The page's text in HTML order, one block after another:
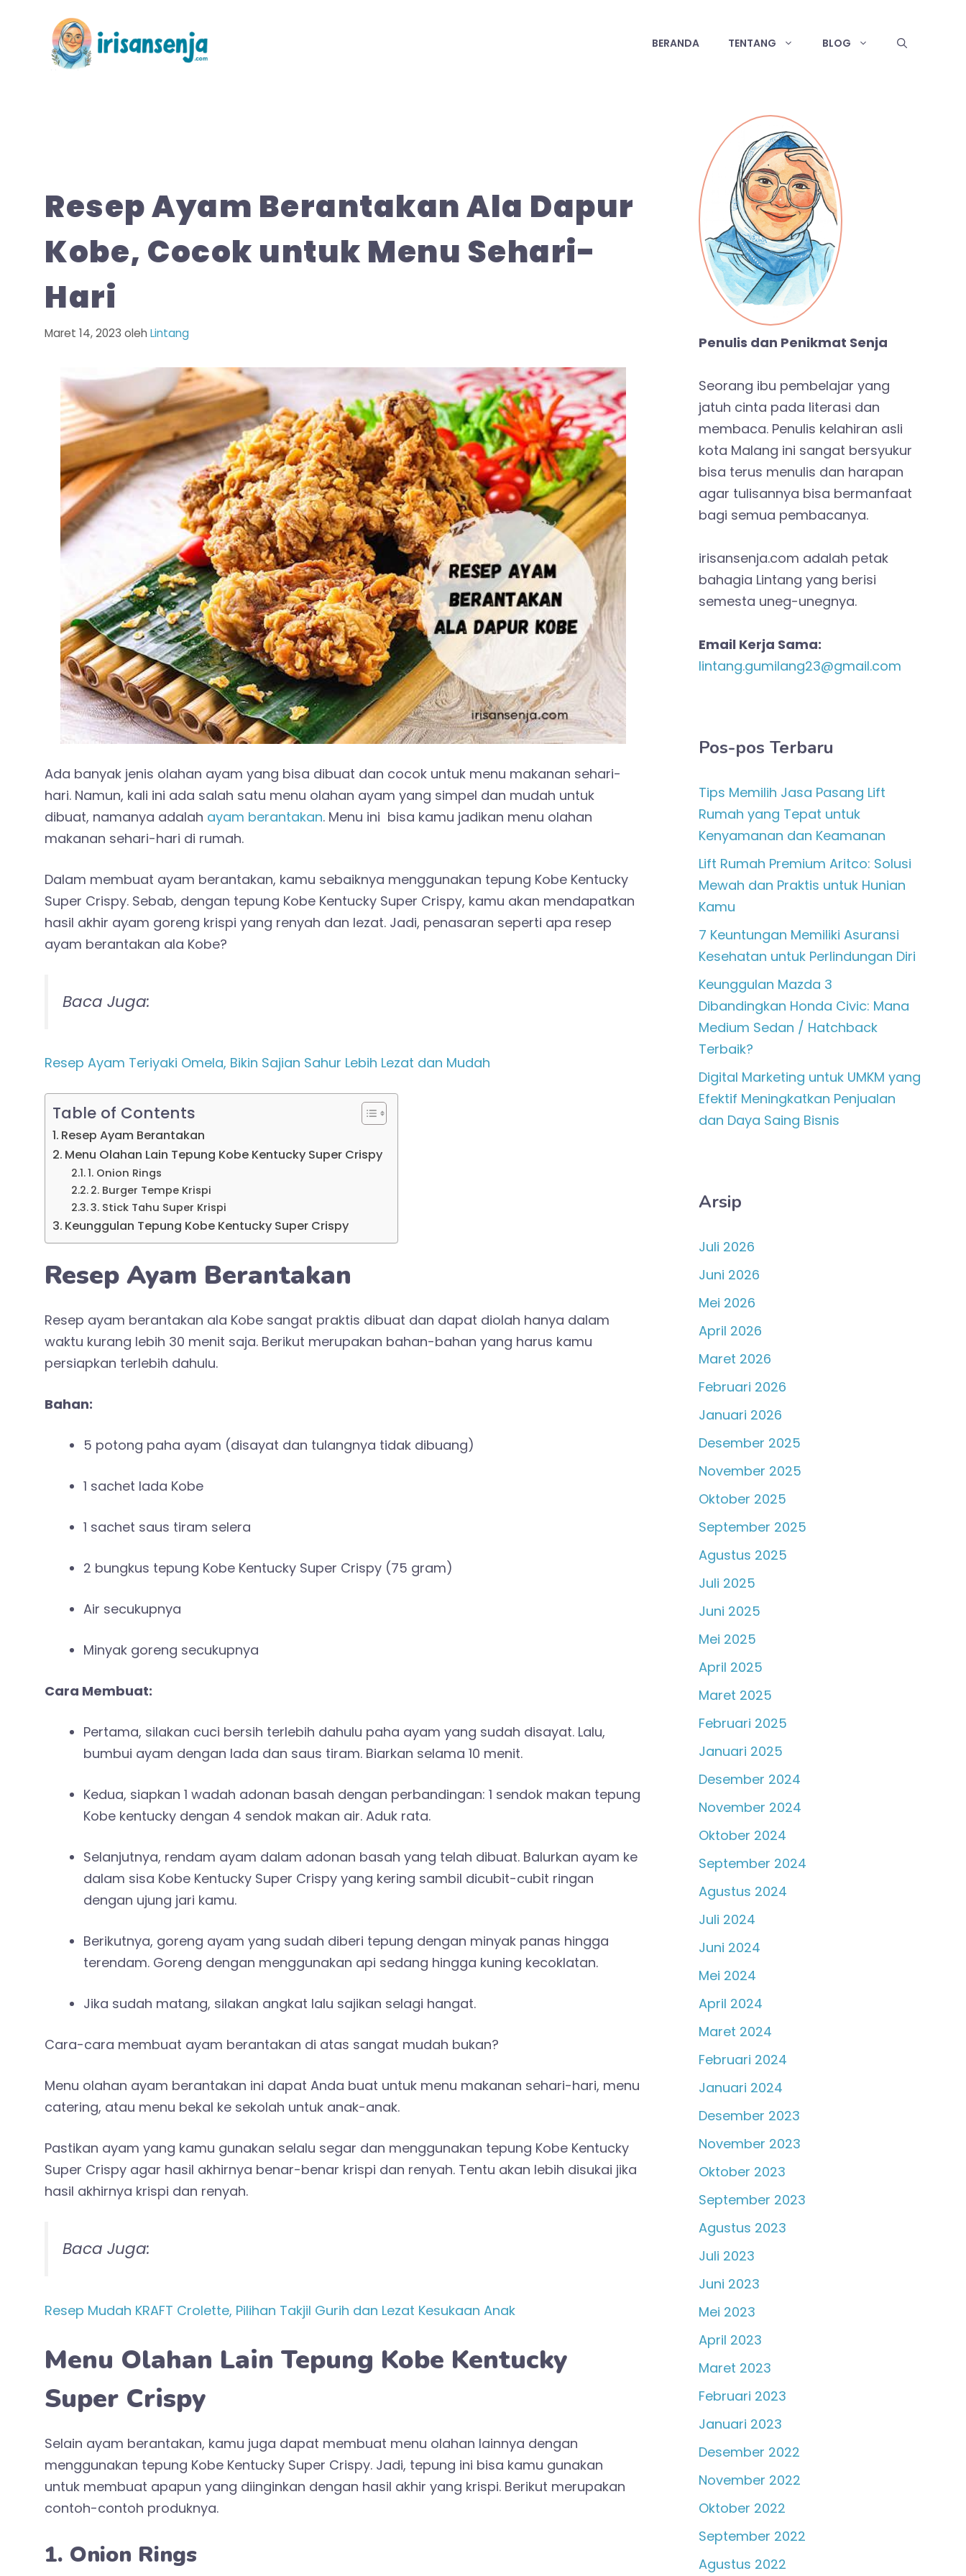
BERANDA TENTANG BLOG
Resep Ayam Berantakan Ala Dapur
Kobe, Cocok untuk Menu Sehari-
Hari
Maret 14, 2023 oleh Lintang
Ada banyak jenis olahan ayam yang bisa dibuat dan cocok untuk menu makanan sehari-
hari. Namun, kali ini ada salah satu menu olahan ayam yang simpel dan mudah untuk
dibuat, namanya adalah ayam berantakan. Menu ini bisa kamu jadikan menu olahan
makanan sehari-hari di rumah.
Dalam membuat ayam berantakan, kamu sebaiknya menggunakan tepung Kobe Kentucky
Super Crispy. Sebab, dengan tepung Kobe Kentucky Super Crispy, kamu akan mendapatkan
hasil akhir ayam goreng krispi yang renyah dan lezat. Jadi, penasaran seperti apa resep
ayam berantakan ala Kobe?
Baca Juga:
Resep Ayam Teriyaki Omela, Bikin Sajian Sahur Lebih Lezat dan Mudah
Table of Contents
Resep Ayam Berantakan
Menu Olahan Lain Tepung Kobe Kentucky Super Crispy
1. Onion Rings
2. Burger Tempe Krispi
3. Stick Tahu Super Krispi
Keunggulan Tepung Kobe Kentucky Super Crispy
Resep Ayam Berantakan
Resep ayam berantakan ala Kobe sangat praktis dibuat dan dapat diolah hanya dalam
waktu kurang lebih 30 menit saja. Berikut merupakan bahan-bahan yang harus kamu
persiapkan terlebih dahulu.
Bahan:
5 potong paha ayam (disayat dan tulangnya tidak dibuang)
1 sachet lada Kobe
1 sachet saus tiram selera
2 bungkus tepung Kobe Kentucky Super Crispy (75 gram)
Air secukupnya
Minyak goreng secukupnya
Cara Membuat:
Pertama, silakan cuci bersih terlebih dahulu paha ayam yang sudah disayat. Lalu,
bumbui ayam dengan lada dan saus tiram. Biarkan selama 10 menit.
Kedua, siapkan 1 wadah adonan basah dengan perbandingan: 1 sendok makan tepung
Kobe kentucky dengan 4 sendok makan air. Aduk rata.
Selanjutnya, rendam ayam dalam adonan basah yang telah dibuat. Balurkan ayam ke
dalam sisa Kobe Kentucky Super Crispy yang kering sambil dicubit-cubit ringan
dengan ujung jari kamu.
Berikutnya, goreng ayam yang sudah diberi tepung dengan minyak panas hingga
terendam. Goreng dengan menggunakan api sedang hingga kuning kecoklatan.
Jika sudah matang, silakan angkat lalu sajikan selagi hangat.
Cara-cara membuat ayam berantakan di atas sangat mudah bukan?
Menu olahan ayam berantakan ini dapat Anda buat untuk menu makanan sehari-hari, menu
catering, atau menu bekal ke sekolah untuk anak-anak.
Pastikan ayam yang kamu gunakan selalu segar dan menggunakan tepung Kobe Kentucky
Super Crispy agar hasil akhirnya benar-benar krispi dan renyah. Tentu akan lebih disukai jika
hasil akhirnya krispi dan renyah.
Baca Juga:
Resep Mudah KRAFT Crolette, Pilihan Takjil Gurih dan Lezat Kesukaan Anak
Menu Olahan Lain Tepung Kobe Kentucky
Super Crispy
Selain ayam berantakan, kamu juga dapat membuat menu olahan lainnya dengan
menggunakan tepung Kobe Kentucky Super Crispy. Jadi, tepung ini bisa kamu gunakan
untuk membuat apapun yang diinginkan dengan hasil akhir yang krispi. Berikut merupakan
contoh-contoh produknya.
1. Onion Rings
Penulis dan Penikmat Senja
Seorang ibu pembelajar yang
jatuh cinta pada literasi dan
membaca. Penulis kelahiran asli
kota Malang ini sangat bersyukur
bisa terus menulis dan harapan
agar tulisannya bisa bermanfaat
bagi semua pembacanya.
irisansenja.com adalah petak
bahagia Lintang yang berisi
semesta uneg-unegnya.
Email Kerja Sama:
lintang.gumilang23@gmail.com
Pos-pos Terbaru
Tips Memilih Jasa Pasang Lift
Rumah yang Tepat untuk
Kenyamanan dan Keamanan
Lift Rumah Premium Aritco: Solusi
Mewah dan Praktis untuk Hunian
Kamu
7 Keuntungan Memiliki Asuransi
Kesehatan untuk Perlindungan Diri
Keunggulan Mazda 3
Dibandingkan Honda Civic: Mana
Medium Sedan / Hatchback
Terbaik?
Digital Marketing untuk UMKM yang
Efektif Meningkatkan Penjualan
dan Daya Saing Bisnis
Arsip
Juli 2026
Juni 2026
Mei 2026
April 2026
Maret 2026
Februari 2026
Januari 2026
Desember 2025
November 2025
Oktober 2025
September 2025
Agustus 2025
Juli 2025
Juni 2025
Mei 2025
April 2025
Maret 2025
Februari 2025
Januari 2025
Desember 2024
November 2024
Oktober 2024
September 2024
Agustus 2024
Juli 2024
Juni 2024
Mei 2024
April 2024
Maret 2024
Februari 2024
Januari 2024
Desember 2023
November 2023
Oktober 2023
September 2023
Agustus 2023
Juli 2023
Juni 2023
Mei 2023
April 2023
Maret 2023
Februari 2023
Januari 2023
Desember 2022
November 2022
Oktober 2022
September 2022
Agustus 2022